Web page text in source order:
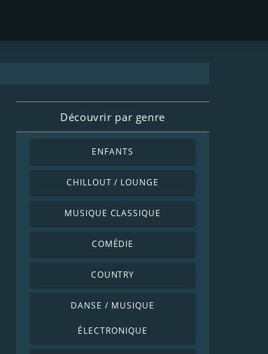
Découvrir par genre
ENFANTS
CHILLOUT / LOUNGE
MUSIQUE CLASSIQUE
COMÉDIE
COUNTRY
DANSE / MUSIQUE
ÉLECTRONIQUE